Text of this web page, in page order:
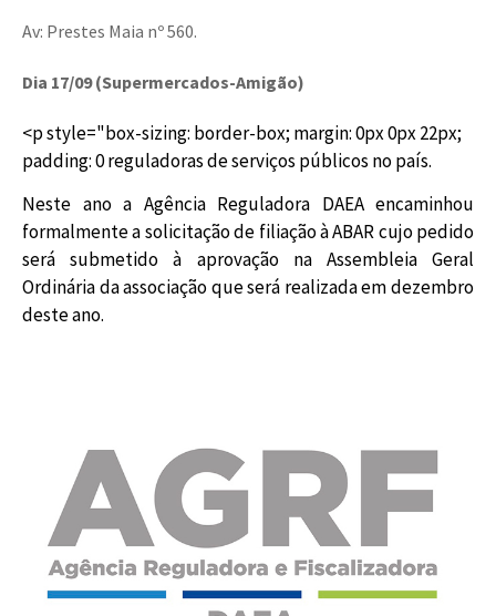
Av: Prestes Maia nº 560.
Dia 17/09 (Supermercados-Amigão)
<p style="box-sizing: border-box; margin: 0px 0px 22px;
padding: 0 reguladoras de serviços públicos no país.
Neste ano a Agência Reguladora DAEA encaminhou
formalmente a solicitação de filiação à ABAR cujo pedido
será submetido à aprovação na Assembleia Geral
Ordinária da associação que será realizada em dezembro
deste ano.